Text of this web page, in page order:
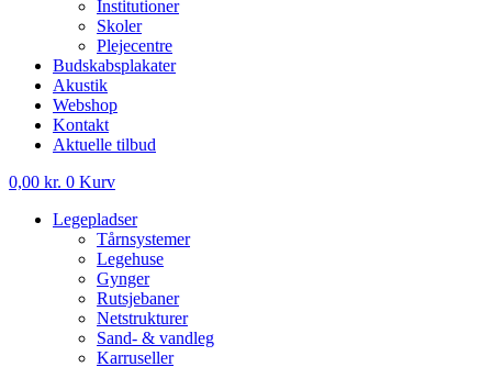
Institutioner
Skoler
Plejecentre
Budskabsplakater
Akustik
Webshop
Kontakt
Aktuelle tilbud
0,00 kr. 0 Kurv
Legepladser
Tårnsystemer
Legehuse
Gynger
Rutsjebaner
Netstrukturer
Sand- & vandleg
Karruseller